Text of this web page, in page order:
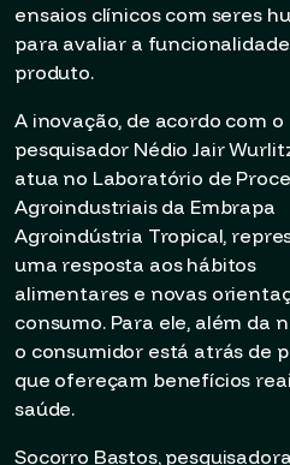
ensaios clínicos com seres
para avaliar a
produto.
A inovação, de acordo com o
pesquisador Nédio Jair
atua no Laboratório de
Agroindustriais da Embrapa
Agroindústria Tropical,
uma resposta aos hábitos
alimentares e novas
consumo. Para ele, além da
o consumidor está atrás de
que ofereçam benefícios
saúde.
Socorro Bastos,